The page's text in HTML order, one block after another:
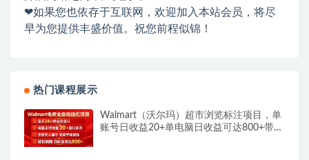
❤如果您也依存于互联网，欢迎加入本站会员，将尽
早为您提供丰盛价值。祝您前程似锦！
热门课程展示
Walmart（沃尔玛）超市浏览标注项目，单
账号日收益20+单电脑日收益可达800+带分